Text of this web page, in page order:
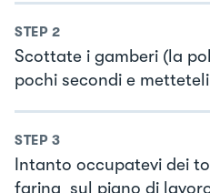
STEP 2
Scottate i gamberi (la
pochi secondi e
STEP 3
Intanto occupatevi dei
farina sul piano di